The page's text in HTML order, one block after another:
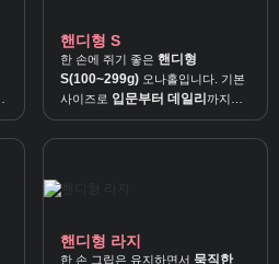
핸디형 S
한 손에 쥐기 좋은 핸디형
S(100~299g) 오나홀입니다. 기본
사이즈로 입문부터 데일리 까지
무난하게 쓰기 좋아요.
핸디형 라지
한 손 그립은 유지하면서 묵직한